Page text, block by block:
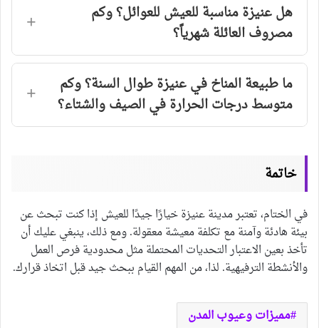
هل عنيزة مناسبة للعيش للعوائل؟ وكم
مصروف العائلة شهرياً؟
ما طبيعة المناخ في عنيزة طوال السنة؟ وكم
متوسط درجات الحرارة في الصيف والشتاء؟
خاتمة
في الختام، تعتبر مدينة عنيزة خيارًا جيدًا للعيش إذا كنت تبحث عن
بيئة هادئة وآمنة مع تكلفة معيشة معقولة. ومع ذلك، ينبغي عليك أن
تأخذ بعين الاعتبار التحديات المحتملة مثل محدودية فرص العمل
والأنشطة الترفيهية. لذا، من المهم القيام ببحث جيد قبل اتخاذ قرارك.
مميزات وعيوب المدن